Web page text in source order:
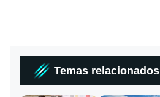
Temas relacionados